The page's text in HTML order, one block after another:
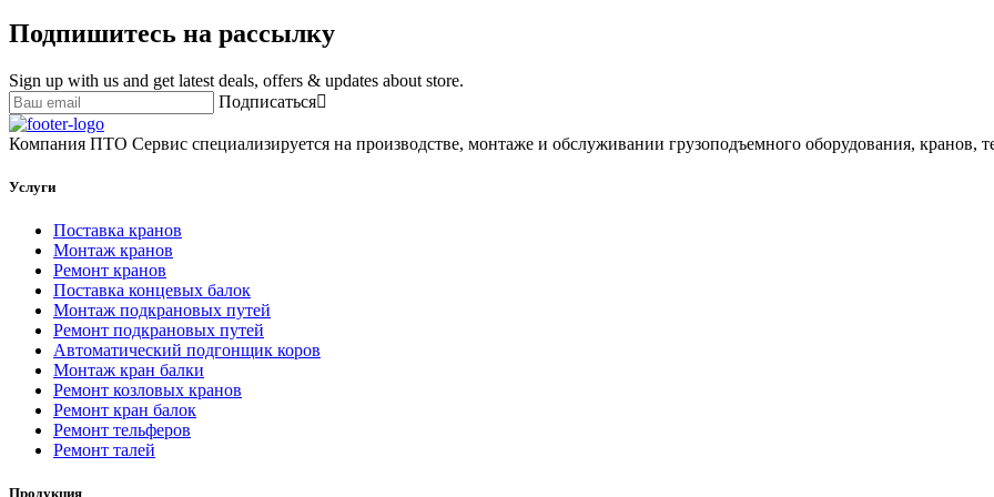
Подпишитесь на рассылку
Sign up with us and get latest deals, offers & updates about store.
Подписаться
Компания ПТО Сервис специализируется на производстве, монтаже и обслуживании грузоподъемного оборудования, кранов,
Услуги
Поставка кранов
Монтаж кранов
Ремонт кранов
Поставка концевых балок
Монтаж подкрановых путей
Ремонт подкрановых путей
Автоматический подгонщик коров
Монтаж кран балки
Ремонт козловых кранов
Ремонт кран балок
Ремонт тельферов
Ремонт талей
Продукция